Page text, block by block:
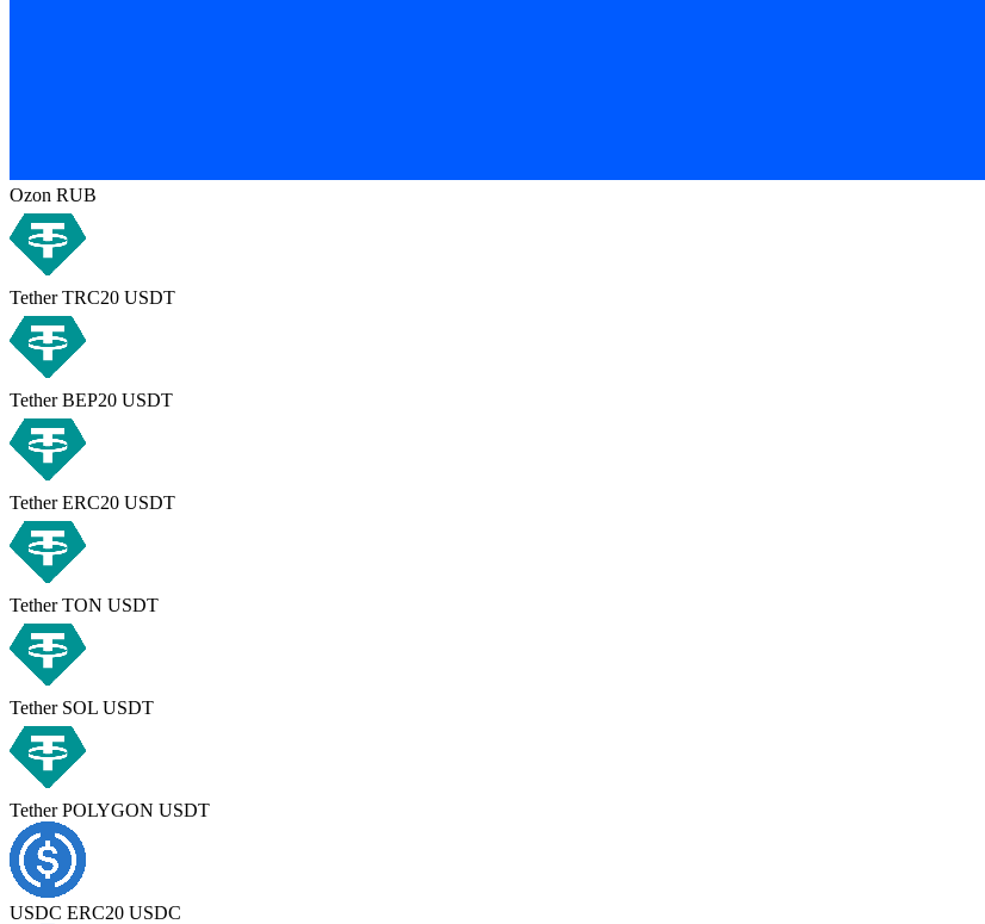
Ozon RUB
Tether TRC20 USDT
Tether BEP20 USDT
Tether ERC20 USDT
Tether TON USDT
Tether SOL USDT
Tether POLYGON USDT
USDC ERC20 USDC